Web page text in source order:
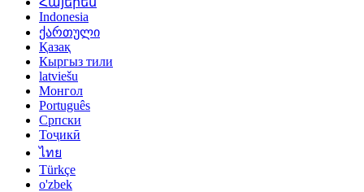
Indonesia
ქართული
Қазақ
Кыргыз тили
latviešu
Монгол
Português
Српски
Тоҷикӣ
ไทย
Türkçe
o'zbek